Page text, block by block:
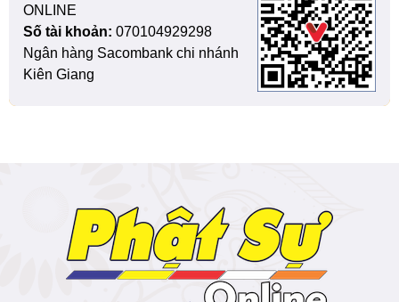
ONLINE
Số tài khoản: 070104929298
Ngân hàng Sacombank chi nhánh
Kiên Giang